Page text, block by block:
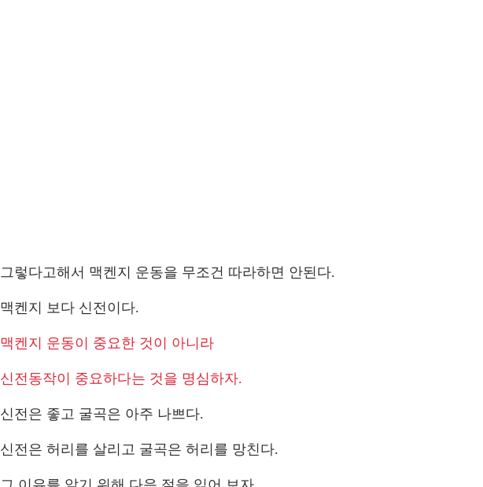
그렇다고해서 맥켄지 운동을 무조건 따라하면 안된다.
맥켄지 보다 신전이다.
맥켄지 운동이 중요한 것이 아니라
신전동작이 중요하다는 것을 명심하자.
신전은 좋고 굴곡은 아주 나쁘다.
신전은 허리를 살리고 굴곡은 허리를 망친다.